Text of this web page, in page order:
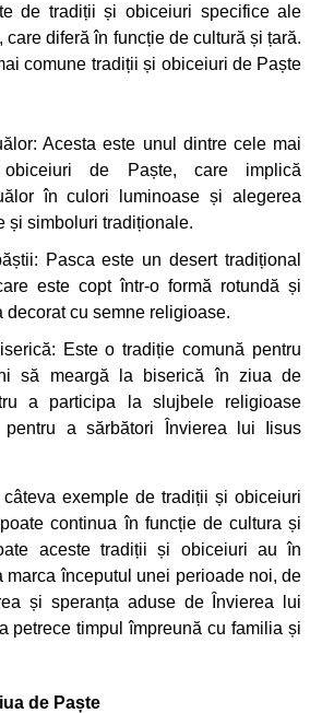
de tradiții și obiceiuri specifice ale
care diferă în funcție de cultură și țară.
comune tradiții și obiceiuri de Paște
Acesta este unul dintre cele mai
obiceiuri de Paște, care implică
în culori luminoase și alegerea
și simboluri tradiționale.
Pasca este un desert tradițional
este copt într-o formă rotundă și
decorat cu semne religioase.
Este o tradiție comună pentru
să meargă la biserică în ziua de
a participa la slujbele religioase
a sărbători Învierea lui Iisus
exemple de tradiții și obiceiuri
continua în funcție de cultura și
aceste tradiții și obiceiuri au în
marca începutul unei perioade noi, de
și speranța aduse de Învierea lui
petrece timpul împreună cu familia și
de Paște